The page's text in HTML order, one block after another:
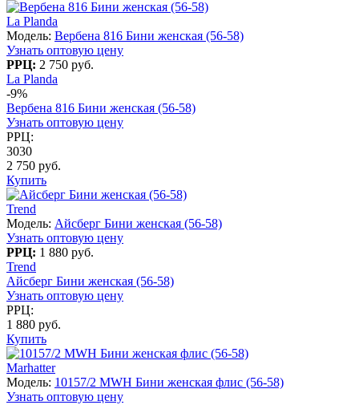
La Planda
Модель: Вербена 816 Бини женская (56-58)
Узнать оптовую цену
РРЦ: 2 750 руб.
La Planda
-9%
Вербена 816 Бини женская (56-58)
Узнать оптовую цену
РРЦ:
3030
2 750 руб.
Купить
Trend
Модель: Айсберг Бини женская (56-58)
Узнать оптовую цену
РРЦ: 1 880 руб.
Trend
Айсберг Бини женская (56-58)
Узнать оптовую цену
РРЦ:
1 880 руб.
Купить
Marhatter
Модель: 10157/2 MWH Бини женская флис (56-58)
Узнать оптовую цену